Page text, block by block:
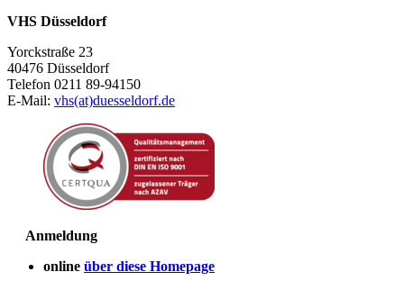
VHS Düsseldorf
Yorckstraße 23
40476 Düsseldorf
Telefon 0211 89-94150
E-Mail: vhs(at)duesseldorf.de
Anmeldung
online über diese Homepage